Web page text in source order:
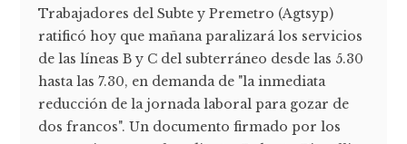
Trabajadores del Subte y Premetro (Agtsyp)
ratificó hoy que mañana paralizará los servicios
de las líneas B y C del subterráneo desde las 5.30
hasta las 7.30, en demanda de "la inmediata
reducción de la jornada laboral para gozar de
dos francos". Un documento firmado por los